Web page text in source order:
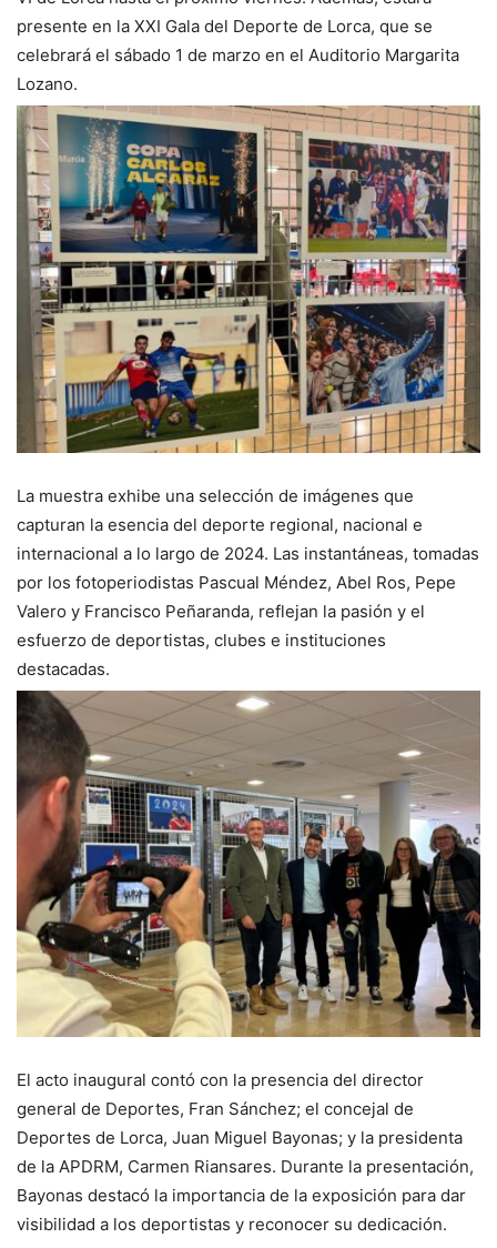
presente en la XXI Gala del Deporte de Lorca, que se
celebrará el sábado 1 de marzo en el Auditorio Margarita
Lozano.
La muestra exhibe una selección de imágenes que
capturan la esencia del deporte regional, nacional e
internacional a lo largo de 2024. Las instantáneas, tomadas
por los fotoperiodistas Pascual Méndez, Abel Ros, Pepe
Valero y Francisco Peñaranda, reflejan la pasión y el
esfuerzo de deportistas, clubes e instituciones
destacadas.
El acto inaugural contó con la presencia del director
general de Deportes, Fran Sánchez; el concejal de
Deportes de Lorca, Juan Miguel Bayonas; y la presidenta
de la APDRM, Carmen Riansares. Durante la presentación,
Bayonas destacó la importancia de la exposición para dar
visibilidad a los deportistas y reconocer su dedicación.